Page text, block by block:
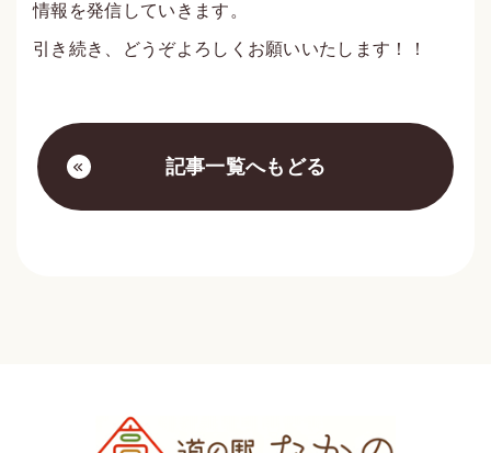
情報を発信していきます。
引き続き、どうぞよろしくお願いいたします！！
記事一覧へもどる